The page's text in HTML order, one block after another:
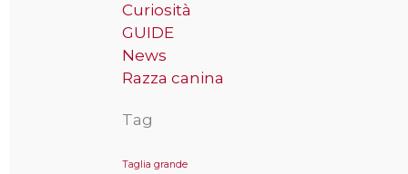
Curiosità
GUIDE
News
Razza canina
Tag
Taglia grande